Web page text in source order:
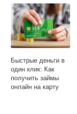
Быстрые деньги в
один клик: Как
получить займы
онлайн на карту